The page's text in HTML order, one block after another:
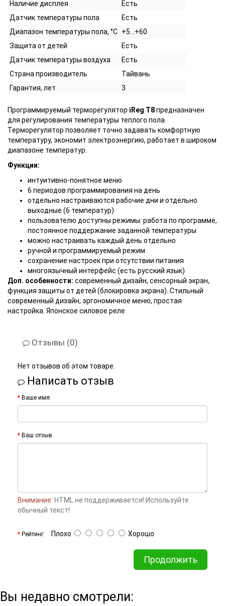
Наличие дисплея
Есть
Датчик температуры пола
Есть
Диапазон температуры пола, °С +5…+60
Защита от детей
Есть
Датчик температуры воздуха
Есть
Страна производитель
Тайвань
Гарантия, лет
3
Программируемый терморегулятор iReg T8предназначен
для регулирования температуры теплого пола.
Терморегулятор позволяет точно задавать комфортную
температуру, экономит электроэнергию, работает в широком
диапазоне температур.
Функции:
интуитивно-понятное меню
6 периодов программирования на день
отдельно настраиваются рабочие дни и отдельно
выходные (6 температур)
пользователю доступны режимы: работа по программе,
постоянное поддержание заданной температуры
можно настраивать каждый день отдельно
ручной и программируемый режим
сохранение настроек при отсутствии питания
многоязычный интерфейс (есть русский язык)
Доп. особенности: современный дизайн, сенсорный экран,
функция защиты от детей (блокировка экрана). Стильный
современный дизайн, эргономичное меню, простая
настройка. Японское силовое реле
Отзывы (0)
Нет отзывов об этом товаре.
Написать отзыв
Ваше имя:
Ваш отзыв
Внимание: HTML не поддерживается! Используйте
обычный текст!
Рейтинг Плохо Хорошо
Продолжить
Вы недавно смотрели: